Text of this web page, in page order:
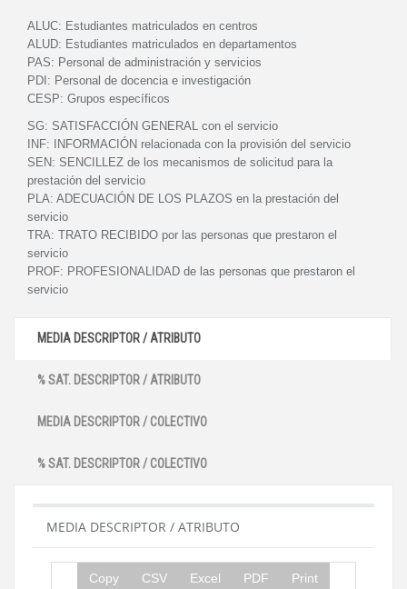
ALUC: Estudiantes matriculados en centros
ALUD: Estudiantes matriculados en departamentos
PAS: Personal de administración y servicios
PDI: Personal de docencia e investigación
CESP: Grupos específicos
SG: SATISFACCIÓN GENERAL con el servicio
INF:
INFORMACIÓN relacionada con la provisión del servicio
SEN: SENCILLEZ de los mecanismos de solicitud para la
prestación del servicio
PLA: ADECUACIÓN DE LOS PLAZOS en la prestación del
servicio
TRA: TRATO RECIBIDO por las personas que prestaron el
servicio
PROF: PROFESIONALIDAD de las personas que prestaron el
servicio
MEDIA DESCRIPTOR / ATRIBUTO
% SAT. DESCRIPTOR / ATRIBUTO
MEDIA DESCRIPTOR / COLECTIVO
% SAT. DESCRIPTOR / COLECTIVO
MEDIA DESCRIPTOR / ATRIBUTO
Copy CSV Excel PDF Print